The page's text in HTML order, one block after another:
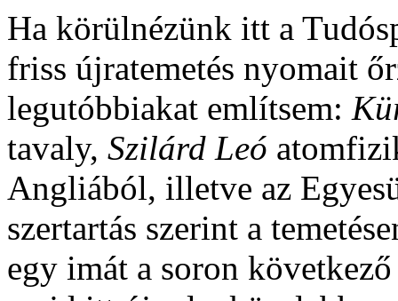
Ha körülnézünk itt a
friss újratemetés nyomait
legutóbbiakat említsem:
tavaly, Szilárd Leó
Angliából, illetve az
szertartás szerint a
egy imát a soron